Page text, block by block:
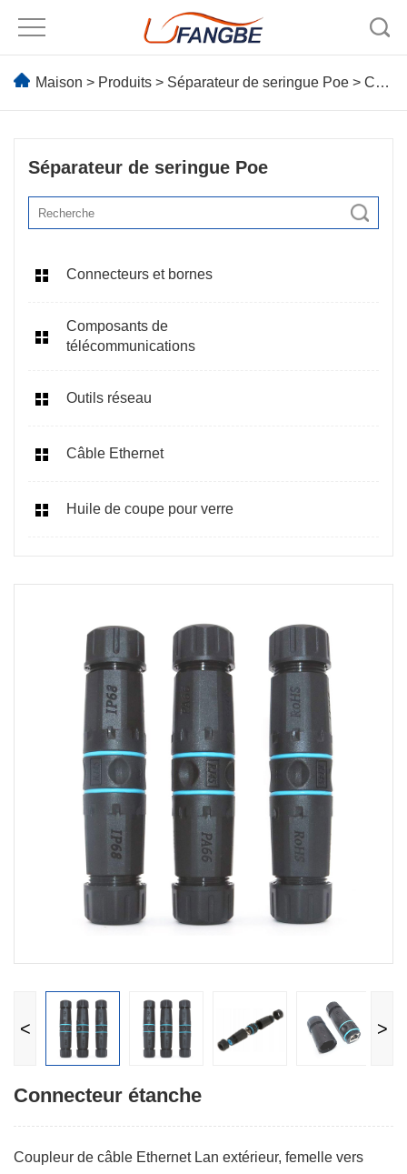
Maison > Produits > Séparateur de seringue Poe > Connecteur étanche
Séparateur de seringue Poe
Connecteurs et bornes
Composants de
télécommunications
Outils réseau
Câble Ethernet
Huile de coupe pour verre
< >
Connecteur étanche
Coupleur de câble Ethernet Lan extérieur, femelle vers